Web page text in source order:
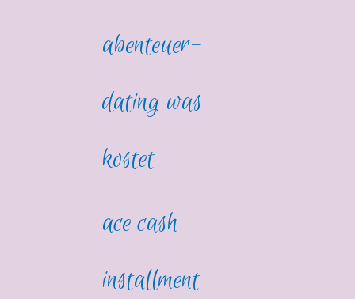
abenteuer-
dating was
kostet
ace cash
installment